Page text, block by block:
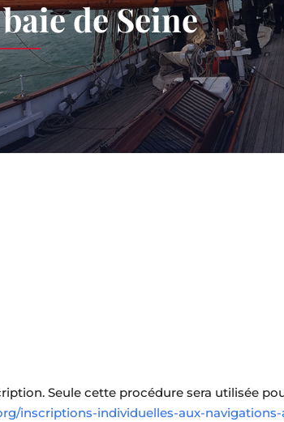
de Seine
Seule cette procédure sera utilisée
inscriptions-individuelles-aux-